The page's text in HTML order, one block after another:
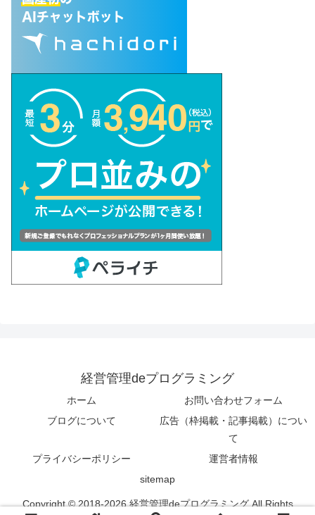
経営管理deプログラミング
ホーム
お問い合わせフォーム
ブログについて
広告（枠掲載・記事掲載）につい
て
プライバシーポリシー
運営者情報
sitemap
Copyright © 2018-2026 経営管理deプログラミング All Rights